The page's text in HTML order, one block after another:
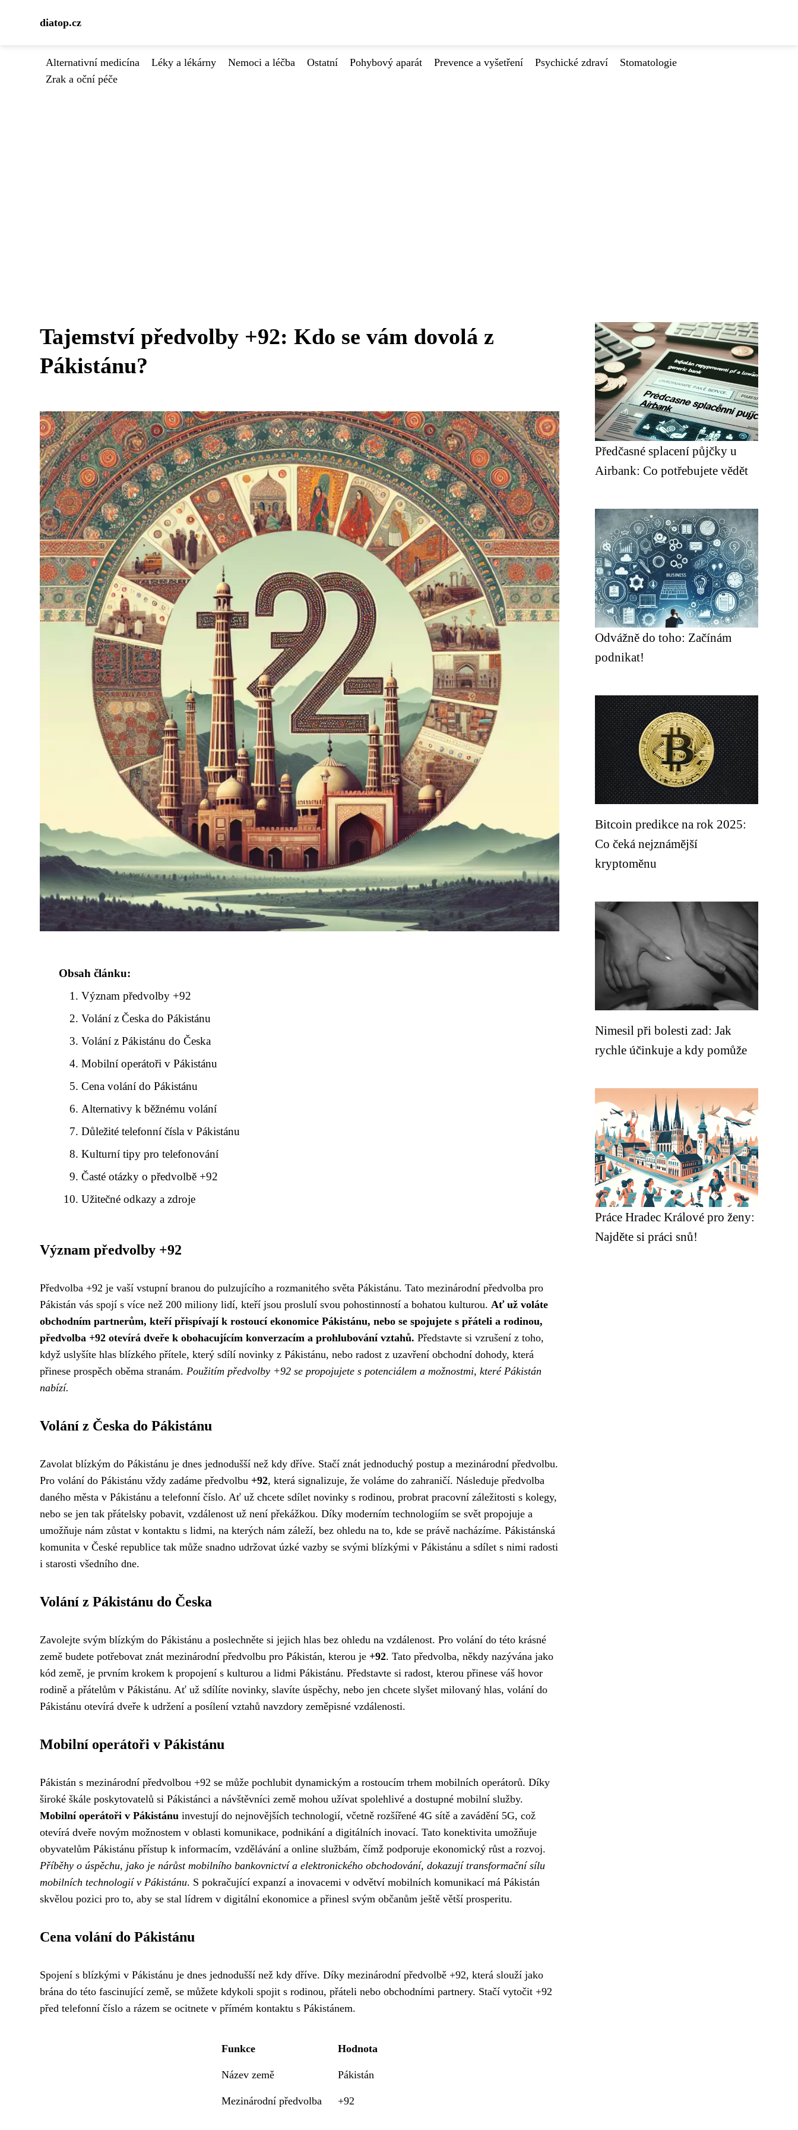
diatop.cz
Alternativní medicína Léky a lékárny Nemoci a léčba Ostatní Pohybový aparát Prevence a vyšetření Psychické zdraví
Stomatologie
Zrak a oční péče
Tajemství předvolby +92: Kdo se vám dovolá z
Pákistánu?
Obsah článku:
Význam předvolby +92
Volání z Česka do Pákistánu
Volání z Pákistánu do Česka
Mobilní operátoři v Pákistánu
Cena volání do Pákistánu
Alternativy k běžnému volání
Důležité telefonní čísla v Pákistánu
Kulturní tipy pro telefonování
Časté otázky o předvolbě +92
Užitečné odkazy a zdroje
Význam předvolby +92
Předvolba +92 je vaší vstupní branou do pulzujícího a rozmanitého světa Pákistánu. Tato mezinárodní předvolba pro
Pákistán vás spojí s více než 200 miliony lidí, kteří jsou proslulí svou pohostinností a bohatou kulturou. Ať už voláte
obchodním partnerům, kteří přispívají k rostoucí ekonomice Pákistánu, nebo se spojujete s přáteli a rodinou,
předvolba +92 otevírá dveře k obohacujícím konverzacím a prohlubování vztahů. Představte si vzrušení z toho,
když uslyšíte hlas blízkého přítele, který sdílí novinky z Pákistánu, nebo radost z uzavření obchodní dohody, která
přinese prospěch oběma stranám. Použitím předvolby +92 se propojujete s potenciálem a možnostmi, které Pákistán
nabízí.
Volání z Česka do Pákistánu
Zavolat blízkým do Pákistánu je dnes jednodušší než kdy dříve. Stačí znát jednoduchý postup a mezinárodní předvolbu.
Pro volání do Pákistánu vždy zadáme předvolbu +92, která signalizuje, že voláme do zahraničí. Následuje předvolba
daného města v Pákistánu a telefonní číslo. Ať už chcete sdílet novinky s rodinou, probrat pracovní záležitosti s kolegy,
nebo se jen tak přátelsky pobavit, vzdálenost už není překážkou. Díky moderním technologiím se svět propojuje a
umožňuje nám zůstat v kontaktu s lidmi, na kterých nám záleží, bez ohledu na to, kde se právě nacházíme. Pákistánská
komunita v České republice tak může snadno udržovat úzké vazby se svými blízkými v Pákistánu a sdílet s nimi radosti
i starosti všedního dne.
Volání z Pákistánu do Česka
Zavolejte svým blízkým do Pákistánu a poslechněte si jejich hlas bez ohledu na vzdálenost. Pro volání do této krásné
země budete potřebovat znát mezinárodní předvolbu pro Pákistán, kterou je +92. Tato předvolba, někdy nazývána jako
kód země, je prvním krokem k propojení s kulturou a lidmi Pákistánu. Představte si radost, kterou přinese váš hovor
rodině a přátelům v Pákistánu. Ať už sdílíte novinky, slavíte úspěchy, nebo jen chcete slyšet milovaný hlas, volání do
Pákistánu otevírá dveře k udržení a posílení vztahů navzdory zeměpisné vzdálenosti.
Mobilní operátoři v Pákistánu
Pákistán s mezinárodní předvolbou +92 se může pochlubit dynamickým a rostoucím trhem mobilních operátorů. Díky
široké škále poskytovatelů si Pákistánci a návštěvníci země mohou užívat spolehlivé a dostupné mobilní služby.
Mobilní operátoři v Pákistánu investují do nejnovějších technologií, včetně rozšířené 4G sítě a zavádění 5G, což
otevírá dveře novým možnostem v oblasti komunikace, podnikání a digitálních inovací. Tato konektivita umožňuje
obyvatelům Pákistánu přístup k informacím, vzdělávání a online službám, čímž podporuje ekonomický růst a rozvoj.
Příběhy o úspěchu, jako je nárůst mobilního bankovnictví a elektronického obchodování, dokazují transformační sílu
mobilních technologií v Pákistánu. S pokračující expanzí a inovacemi v odvětví mobilních komunikací má Pákistán
skvělou pozici pro to, aby se stal lídrem v digitální ekonomice a přinesl svým občanům ještě větší prosperitu.
Cena volání do Pákistánu
Spojení s blízkými v Pákistánu je dnes jednodušší než kdy dříve. Díky mezinárodní předvolbě +92, která slouží jako
brána do této fascinující země, se můžete kdykoli spojit s rodinou, přáteli nebo obchodními partnery. Stačí vytočit +92
před telefonní číslo a rázem se ocitnete v přímém kontaktu s Pákistánem.
Funkce Hodnota
Název země Pákistán
Mezinárodní předvolba +92
Předčasné splacení půjčky u
Airbank: Co potřebujete vědět
Odvážně do toho: Začínám
podnikat!
Bitcoin predikce na rok 2025:
Co čeká nejznámější
kryptoměnu
Nimesil při bolesti zad: Jak
rychle účinkuje a kdy pomůže
Práce Hradec Králové pro ženy:
Najděte si práci snů!